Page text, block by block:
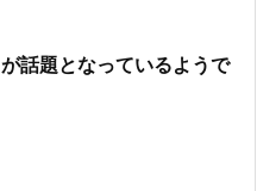
が話題となっているようで